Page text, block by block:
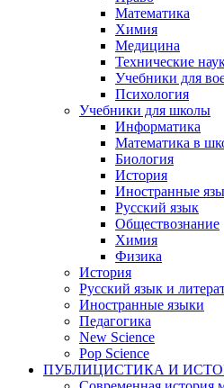
Математика
Химия
Медицина
Технические
Учебники для
Психология
Учебники для школы
Информатика
Математика в
Биология
История
Иностранные
Русский язык
Обществознание
Химия
Физика
История
Русский язык и
Иностранные языки
Педагогика
New Science
Pop Science
ПУБЛИЦИСТИКА И